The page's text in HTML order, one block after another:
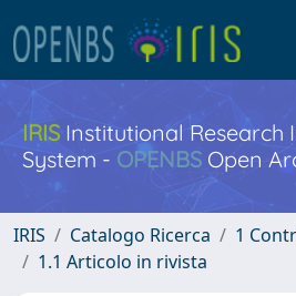
IRISInstitutional Research
System - OPENBS Open
IRIS Catalogo Ricerca
1
1.1 Articolo in rivista